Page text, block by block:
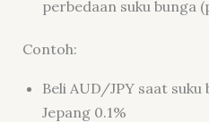
perbedaan suku bunga
Contoh:
Beli AUD/JPY saat
Jepang 0.1%